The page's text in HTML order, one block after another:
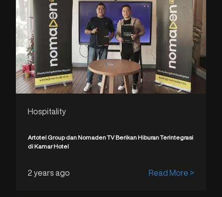
Hospitality
Artotel Group dan Nomaden TV Berikan Hiburan Terintegrasi
di Kamar Hotel
2 years ago Read More >